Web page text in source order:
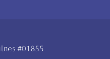
#01855